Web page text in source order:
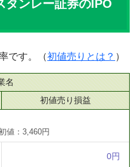
タンレー証券のIPO
です。（初値売りとは？ ）
名
初値売り損益
値：3,460円
0円